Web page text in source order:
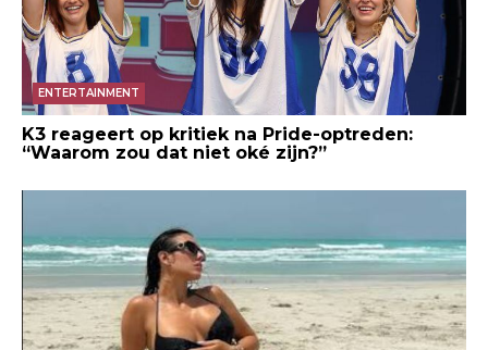
ENTERTAINMENT
K3 reageert op kritiek na Pride-optreden:
“Waarom zou dat niet oké zijn?”